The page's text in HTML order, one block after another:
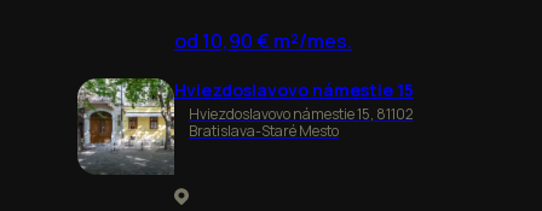
od 10,90 € m²/mes.
Hviezdoslavovo námestie 15
Hviezdoslavovo námestie 15, 81102
Bratislava-Staré Mesto